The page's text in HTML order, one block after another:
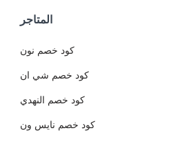
المتاجر
كود خصم نون
كود خصم شي ان
كود خصم النهدي
كود خصم نايس ون